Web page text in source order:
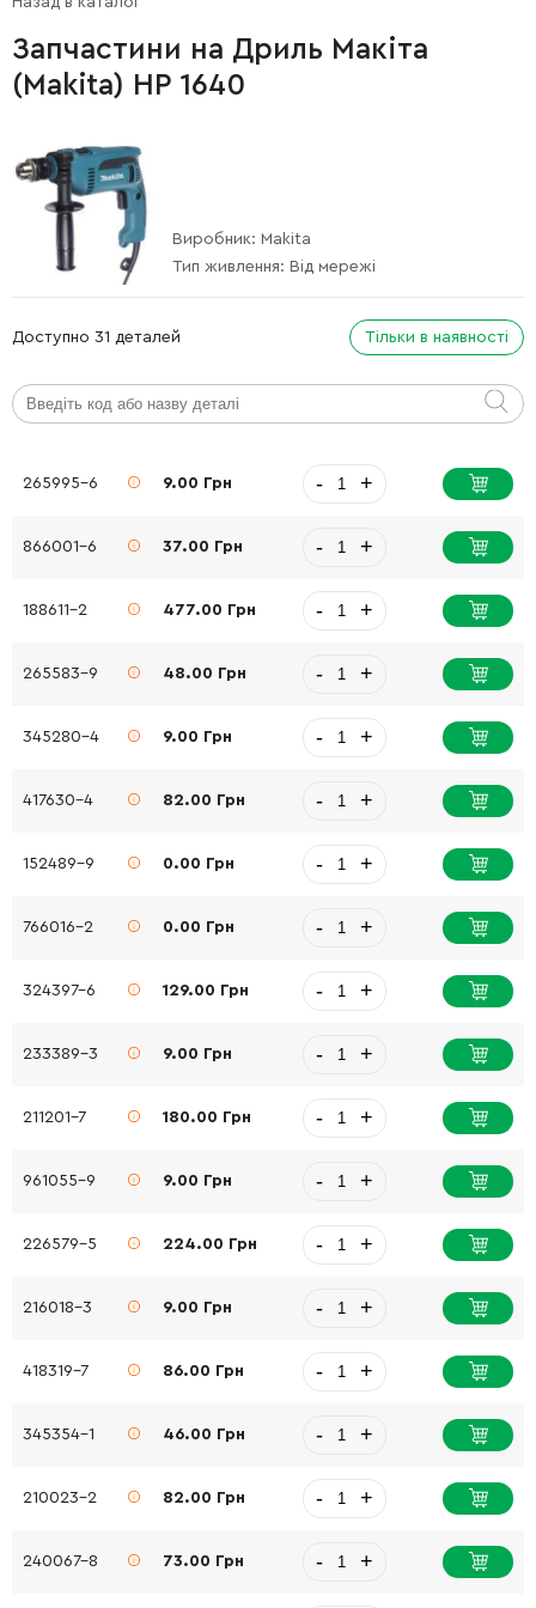
Запчастини на Дриль Макіта
(Makita) HP 1640
Виробник: Makita
Тип живлення: Від мережі
Доступно 31 деталей Тільки в наявності
265995-6 9.00 Грн - +
866001-6 37.00 Грн - +
188611-2 477.00 Грн - +
265583-9 48.00 Грн - +
345280-4 9.00 Грн - +
417630-4 82.00 Грн - +
152489-9 0.00 Грн - +
766016-2 0.00 Грн - +
324397-6 129.00 Грн - +
233389-3 9.00 Грн - +
211201-7 180.00 Грн - +
961055-9 9.00 Грн - +
226579-5 224.00 Грн - +
216018-3 9.00 Грн - +
418319-7 86.00 Грн - +
345354-1 46.00 Грн - +
210023-2 82.00 Грн - +
240067-8 73.00 Грн - +